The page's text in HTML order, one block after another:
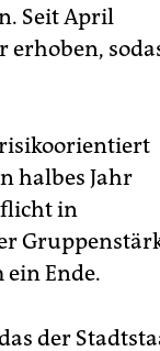
Seit April
halbes Jahr
in
Ende.
der